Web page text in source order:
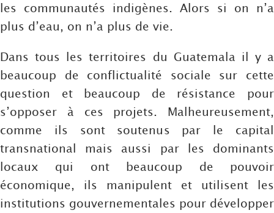
les communautés indigènes. Alors si on n’a
plus d’eau, on n’a plus de vie.
Dans tous les territoires du Guatemala il y a
beaucoup de conflictualité sociale sur cette
question et beaucoup de résistance pour
s’opposer à ces projets. Malheureusement,
comme ils sont soutenus par le capital
transnational mais aussi par les dominants
locaux qui ont beaucoup de pouvoir
économique, ils manipulent et utilisent les
institutions gouvernementales pour développer